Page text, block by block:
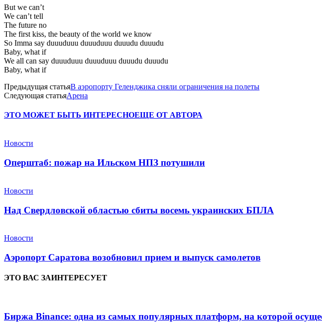
But we can’t
We can’t tell
The future no
The first kiss, the beauty of the world we know
So Imma say duuuduuu duuuduuu duuudu duuudu
Baby, what if
We all can say duuuduuu duuuduuu duuudu duuudu
Baby, what if
Предыдущая статьяВ аэропорту Геленджика сняли ограничения на полеты
Следующая статьяАрена
ЭТО МОЖЕТ БЫТЬ ИНТЕРЕСНОЕЩЕ ОТ АВТОРА
Новости
Оперштаб: пожар на Ильском НПЗ потушили
Новости
Над Свердловской областью сбиты восемь украинских БПЛА
Новости
Аэропорт Саратова возобновил прием и выпуск самолетов
ЭТО ВАС ЗАИНТЕРЕСУЕТ
Биржа Binance: одна из самых популярных платформ, на которой